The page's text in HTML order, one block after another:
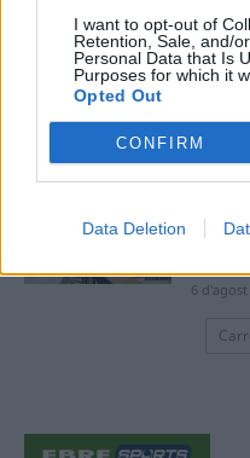
I want to opt-out of
Retention, Sale, and/
Personal Data that Is
Purposes for which it
Opted Out
CONFIRM
Data Deletion
termini
7 d'agost
i
6